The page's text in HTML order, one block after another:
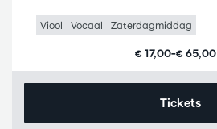
Viool Vocaal Zaterdagmiddag
€ 17,00–€ 65,00
Tickets